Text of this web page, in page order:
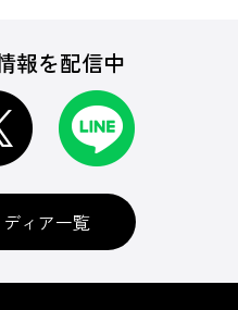
報を配信中
ィア一覧